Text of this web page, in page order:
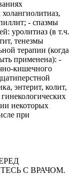
- спазмы
уролитиаз (в т.ч.
тенезмы
терапии (когда
применена): -
кишечного
энтерит, колит,
некоторых
при
С ВРАЧОМ.